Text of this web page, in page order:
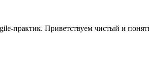
практик. Приветствуем чистый и